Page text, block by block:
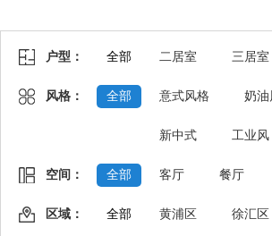
户型： 全部 二居室 三居室
风格： 全部 意式风格 奶油
新中式 工业风
空间： 全部 客厅 餐厅
区域： 全部 黄浦区 徐汇区